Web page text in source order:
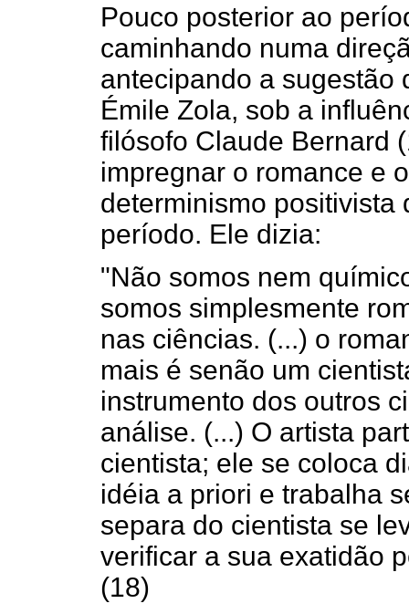
Pouco posterior ao
caminhando numa
antecipando a sugestão
Émile Zola, sob a
filósofo Claude Bernard
impregnar o romance e
determinismo positivista
período. Ele dizia:
"Não somos nem
somos simplesmente
nas ciências. (...) o
mais é senão um
instrumento dos outros
análise. (...) O artista
cientista; ele se coloca
idéia a priori e trabalha
separa do cientista se
verificar a sua exatidão
(18)